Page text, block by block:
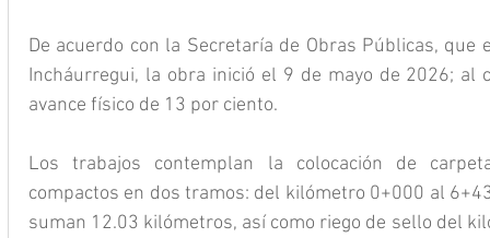
De acuerdo con la Secretaría de Obras Públicas, que
Incháurregui, la obra inició el 9 de mayo de 2026;
avance físico de 13 por ciento.
Los trabajos contemplan la colocación de
compactos en dos tramos: del kilómetro 0+000 al
suman 12.03 kilómetros, así como riego de sello del